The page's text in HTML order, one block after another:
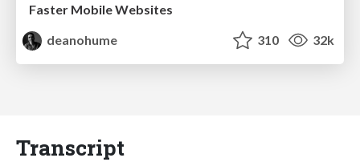
Faster Mobile Websites
deanohume
310 32k
Transcript